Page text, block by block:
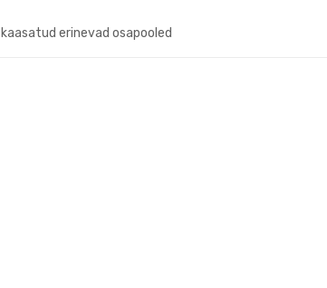
erinevad osapooled